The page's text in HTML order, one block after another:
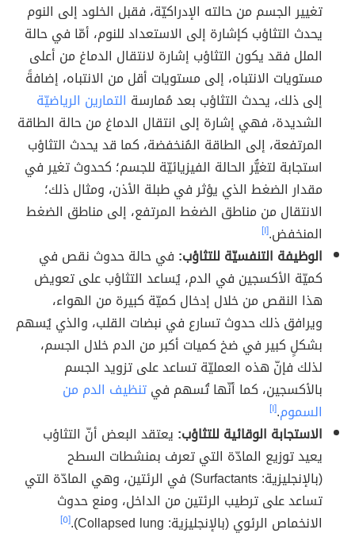
تغيير الجسم من حالته الإدراكيّة، فقبل الخلود إلى النوم
يحدث التثاؤب كإشارة إلى الاستعداد للنوم، أمّا في حالة
الملل فقد يكون التثاؤب إشارة لانتقال الدماغ من أعلى
مستويات الانتباه، إلى مستويات أقل من الانتباه، إضافةً
إلى ذلك، يحدث التثاؤب بعد مُمارسة التمارين الرياضيّة
الشديدة، فهي إشارة إلى انتقال الدماغ من حالة الطاقة
المرتفعة، إلى الطاقة المُنخفضة، كما قد يحدث التثاؤب
استجابة لتغيُّر الحالة الفيزيائيّة للجسم؛ كحدوث تغير في
مقدار الضغط الذي يؤثر في طبلة الأذن، ومثال ذلك؛
الانتقال من مناطق الضغط المرتفع، إلى مناطق الضغط
المنخفض.[١]
الوظيفة التنفسيّة للتثاؤب: في حالة حدوث نقص في
كميّة الأكسجين في الدم، يُساعد التثاؤب على تعويض
هذا النقص من خلال إدخال كميّة كبيرة من الهواء،
ويرافق ذلك حدوث تسارع في نبضات القلب، والذي يُسهم
بشكلٍ كبير في ضخ كميات أكبر من الدم خلال الجسم،
لذلك فإنّ هذه العمليّة تساعد على تزويد الجسم
بالأكسجين، كما أنّها تُسهم فيتنظيف الدم من
السموم.[١]
الاستجابة الوقائية للتثاؤب: يعتقد البعض أنّ التثاؤب
يعيد توزيع المادّة التي تعرف بمنشطات السطح
(بالإنجليزية: Surfactants) في الرئتين، وهي المادّة التي
تساعد على ترطيب الرئتين من الداخل، ومنع حدوث
الانخماص الرئوي (بالإنجليزية: Collapsed lung).
[٥]